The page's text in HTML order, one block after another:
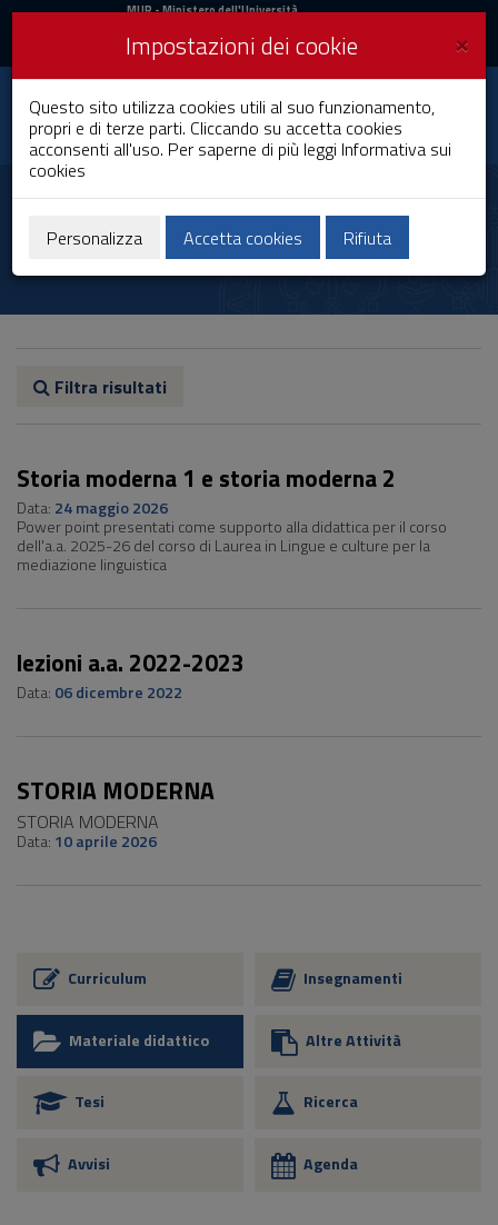
Vai
al
navigazione
sito
Footer
MIUR
Accedi
MUR- Ministero dell'Università
Accedi UniCA News
Toggle
navigation
Università degli
Studi di Cagliari
Rafaella Pilo
Filtra risultati
Storia moderna 1 e storia moderna 2
Data: 24 maggio 2026
Power point presentati come supporto alla didattica per il corso
dell'a.a. 2025-26 del corso di Laurea in Lingue e culture per la
mediazione linguistica
lezioni a.a. 2022-2023
Data: 06 dicembre 2022
STORIA MODERNA
STORIA MODERNA
Data: 10 aprile 2026
Curriculum Insegnamenti
Materiale didattico Altre Attività
Tesi Ricerca
Avvisi Agenda
×
Impostazioni dei cookie
Questo sito utilizza cookies utili al suo funzionamento,
propri e di terze parti. Cliccando su accetta cookies
acconsenti all'uso. Per saperne di più leggi Informativa sui
cookies
Personalizza Accetta cookies Rifiuta